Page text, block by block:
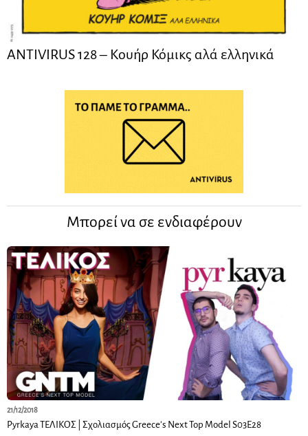
ANTIVIRUS 128 – Kουήρ Κόμικς αλά ελληνικά
Μπορεί να σε ενδιαφέρουν
21/12/2018
Pyrkaya ΤΕΛΙΚΟΣ | Σχολιασμός Greece’s Next Top Model S03E28